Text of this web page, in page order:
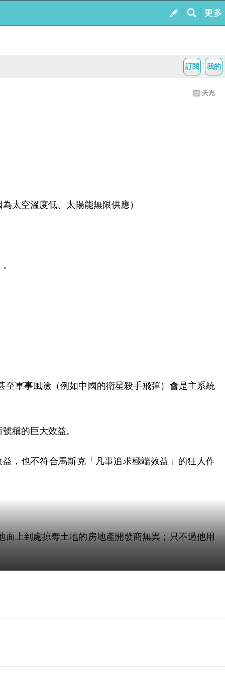
我的
訂閱
天光
太空溫度低、太陽能無限供應）
軍事風險（例如中國的衛星殺手飛彈）會是主系統
稱的巨大效益。
，也不符合馬斯克「凡事追求極端效益」的狂人作
上到處掠奪土地的房地產開發商無異；只不過他用
排擠了其他後進者的機會。
地球人類是好事。